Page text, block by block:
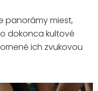
panorámy miest,
dokonca kultové
ich zvukovou